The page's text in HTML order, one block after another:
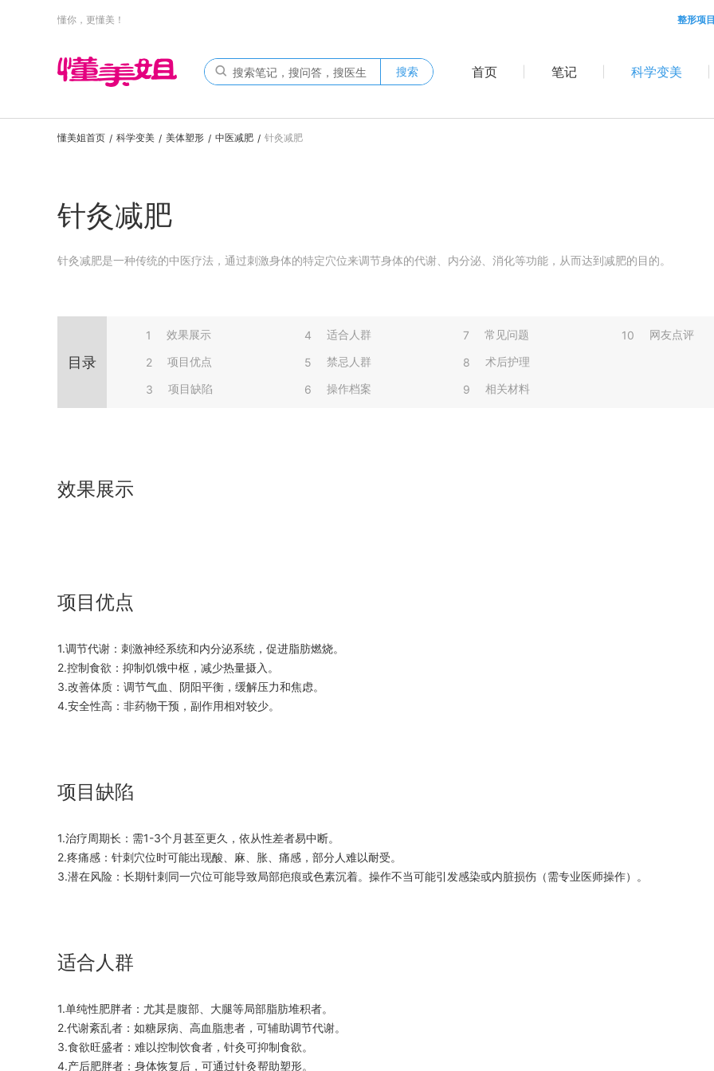
懂你，更懂美！ 整形项
搜索 首页 笔记 科学变美
懂美姐首页 / 科学变美 / 美体塑形 / 中医减肥 / 针灸减肥
针灸减肥
针灸减肥是一种传统的中医疗法，通过刺激身体的特定穴位来调节身体的代谢、内分泌、消化等功能，从而达到减肥的目的。
目录
1 效果展示
2 项目优点
3 项目缺陷
4 适合人群
5 禁忌人群
6 操作档案
7 常见问题
8 术后护理
9 相关材料
10 网友点评
效果展示
项目优点
1.调节代谢：刺激神经系统和内分泌系统，促进脂肪燃烧。
2.控制食欲：抑制饥饿中枢，减少热量摄入。
3.改善体质：调节气血、阴阳平衡，缓解压力和焦虑。
4.安全性高：非药物干预，副作用相对较少。
项目缺陷
1.治疗周期长：需1-3个月甚至更久，依从性差者易中断。
2.疼痛感：针刺穴位时可能出现酸、麻、胀、痛感，部分人难以耐受。
3.潜在风险：长期针刺同一穴位可能导致局部疤痕或色素沉着。操作不当可能引发感染或内脏损伤（需专业医师操作）。
适合人群
1.单纯性肥胖者：尤其是腹部、大腿等局部脂肪堆积者。
2.代谢紊乱者：如糖尿病、高血脂患者，可辅助调节代谢。
3.食欲旺盛者：难以控制饮食者，针灸可抑制食欲。
4.产后肥胖者：身体恢复后，可通过针灸帮助塑形。